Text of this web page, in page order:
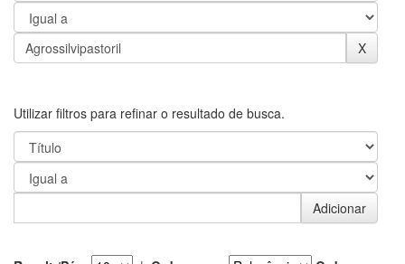
Utilizar filtros para refinar o resultado de busca.